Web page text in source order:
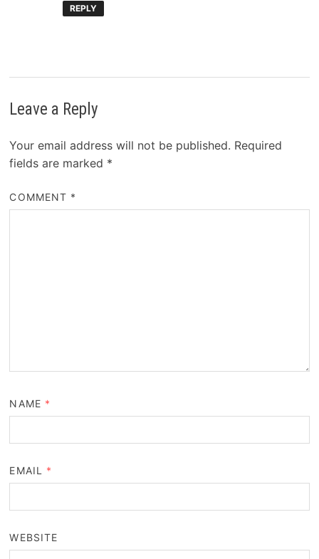
REPLY
Leave a Reply
Your email address will not be published. Required
fields are marked *
COMMENT *
NAME *
EMAIL *
WEBSITE